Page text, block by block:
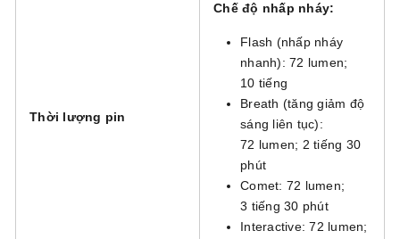
Thời lượng pin
Chế độ nhấp nháy:
Flash (nhấp nháy
nhanh): 72 lumen;
10 tiếng
Breath (tăng giảm độ
sáng liên tục):
72 lumen; 2 tiếng 30
phút
Comet: 72 lumen;
3 tiếng 30 phút
Interactive: 72 lumen;